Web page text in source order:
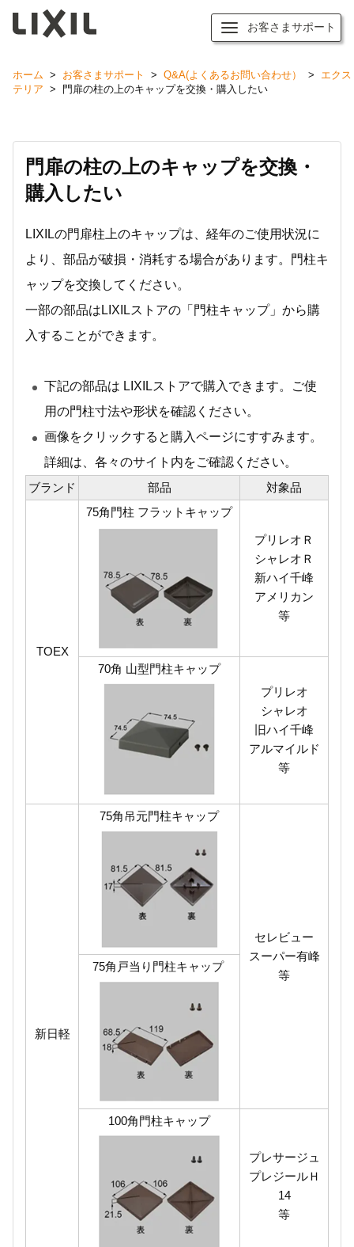
お客さまサポート
ホーム > お客さまサポート > Q&A(よくあるお問い合わせ） >
エクス
テリア > 門扉の柱の上のキャップを交換・購入したい
門扉の柱の上のキャップを交換・
購入したい
LIXILの門扉柱上のキャップは、経年のご使用状況に
より、部品が破損・消耗する場合があります。門柱キ
ャップを交換してください。
一部の部品はLIXILストアの「門柱キャップ」から購
入することができます。
下記の部品は LIXILストアで購入できます。ご使
用の門柱寸法や形状を確認ください。
画像をクリックすると購入ページにすすみます。
詳細は、各々のサイト内をご確認ください。
ブランド
部品 対象品
TOEX
75角門柱 フラットキャップ
プリレオＲ
シャレオＲ
新ハイ千峰
アメリカン
等
70角 山型門柱キャップ
プリレオ
シャレオ
旧ハイ千峰
アルマイルド
等
新日軽
75角吊元門柱キャップ
セレビュー
スーパー有峰
等
75角戸当り門柱キャップ
100角門柱キャップ
プレサージュ
プレジールＨ
14
等